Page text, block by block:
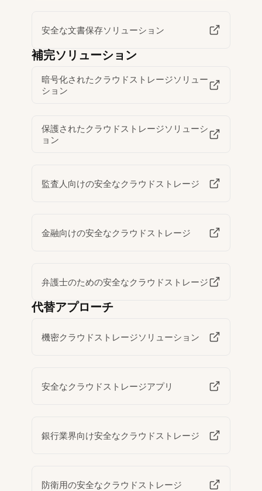
安全な文書保存ソリューション
補完ソリューション
暗号化されたクラウドストレージソリュー
ション
保護されたクラウドストレージソリューシ
ョン
監査人向けの安全なクラウドストレージ
金融向けの安全なクラウドストレージ
弁護士のための安全なクラウドストレージ
代替アプローチ
機密クラウドストレージソリューション
安全なクラウドストレージアプリ
銀行業界向け安全なクラウドストレージ
防衛用の安全なクラウドストレージ